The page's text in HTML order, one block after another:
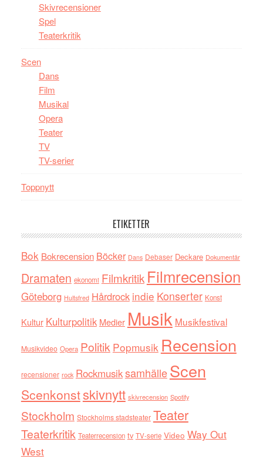
Skivrecensioner
Spel
Teaterkritik
Scen
Dans
Film
Musikal
Opera
Teater
TV
TV-serier
Toppnytt
ETIKETTER
Bok Bokrecension Böcker Dans Debaser Deckare Dokumentär
Dramaten ekonomi Filmkritik Filmrecension
Göteborg Hultsfred Hårdrock indie Konserter Konst
Kultur Kulturpolitik Medier Musik Musikfestival
Musikvideo Opera Politik Popmusik Recension
recensioner rock RockmusiksamhälleScen
Scenkonstskivnytt skivrecension Spotify
Stockholm Stockholms stadsteater Teater
Teaterkritik Teaterrecension tv TV-serie Video Way Out
West